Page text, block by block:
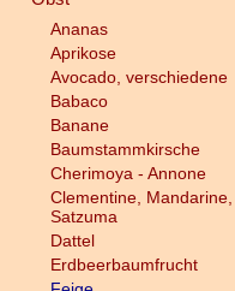
Ananas
Aprikose
Avocado, verschiedene
Babaco
Banane
Baumstammkirsche
Cherimoya - Annone
Clementine, Mandarine,
Satzuma
Dattel
Erdbeerbaumfrucht